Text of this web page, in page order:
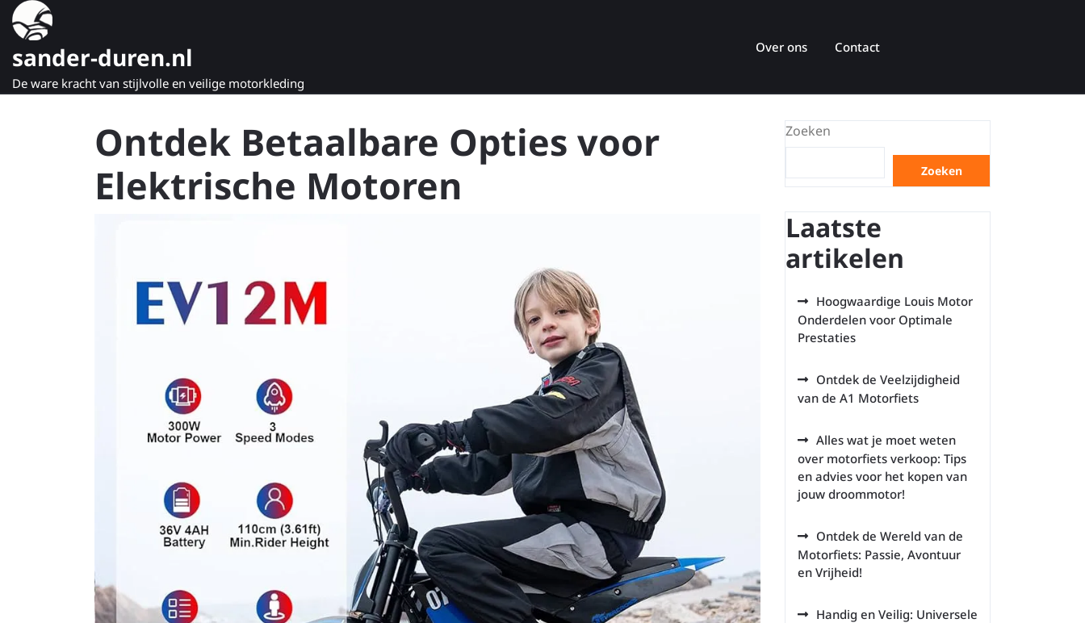
Naar
de
gaansander-duren.nl
De ware kracht van stijlvolle en veilige motorkleding
Over ons Contact
Ontdek Betaalbare Opties voor
Elektrische Motoren
Zoeken
Zoeken
Laatste
artikelen
Hoogwaardige Louis Motor
Onderdelen voor Optimale
Prestaties
Ontdek de Veelzijdigheid
van de A1 Motorfiets
Alles wat je moet weten
over motorfiets verkoop: Tips
en advies voor het kopen van
jouw droommotor!
Ontdek de Wereld van de
Motorfiets: Passie, Avontuur
en Vrijheid!
Handig en Veilig: Universele